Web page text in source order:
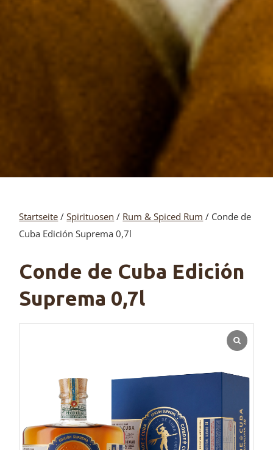
Startseite /Spirituosen / Rum & Spiced Rum / Conde de
Cuba Edición Suprema 0,7l
Conde de Cuba Edición
Suprema 0,7l